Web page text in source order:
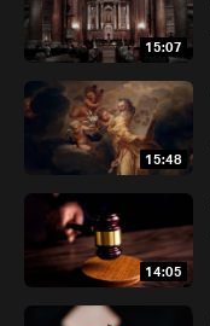
15:07
15:48
14:05